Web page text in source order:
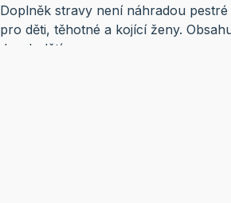
Doplněk stravy není náhradou
pro děti, těhotné a kojící ženy.
dosah dětí.